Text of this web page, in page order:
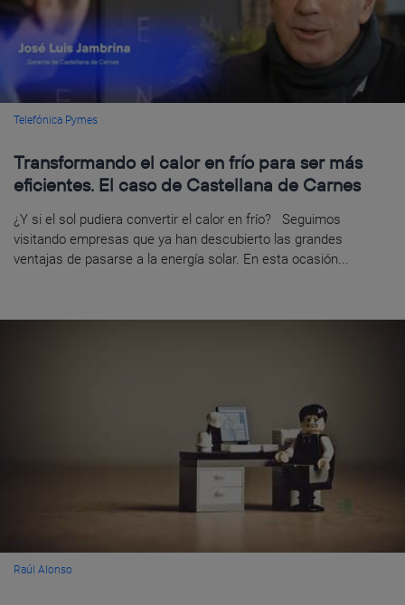
Telefónica Pymes
Transformando el calor en frío para ser más
eficientes. El caso de Castellana de Carnes
¿Y si el sol pudiera convertir el calor en frío? Seguimos
visitando empresas que ya han descubierto las grandes
ventajas de pasarse a la energía solar. En esta ocasión...
Raúl Alonso